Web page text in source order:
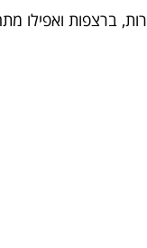
ברצפות ואפילו